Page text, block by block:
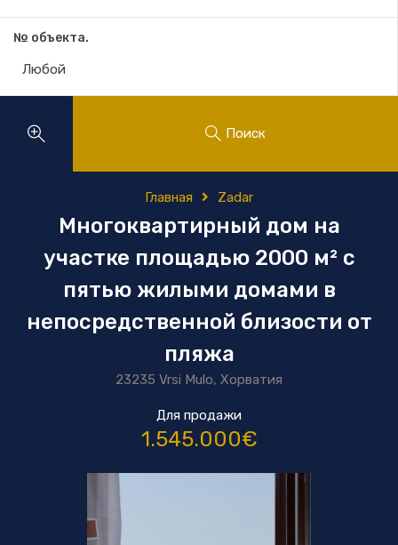
№ объекта.
Поиск
Главная Zadar
Многоквартирный дом на
участке площадью 2000 м² с
пятью жилыми домами в
непосредственной близости от
пляжа
23235 Vrsi Mulo, Хорватия
Для продажи
1.545.000€